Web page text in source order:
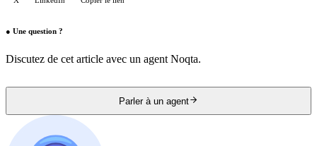
● Une question ?
Discutez de cet article avec un agent Noqta.
Parler à un agent